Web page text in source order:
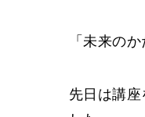
「未来の
先日は講